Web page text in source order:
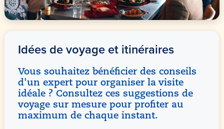
Idées de voyage et itinéraires
Vous souhaitez bénéficier des conseils
d'un expert pour organiser la visite
idéale ? Consultez ces suggestions de
voyage sur mesure pour profiter au
maximum de chaque instant.